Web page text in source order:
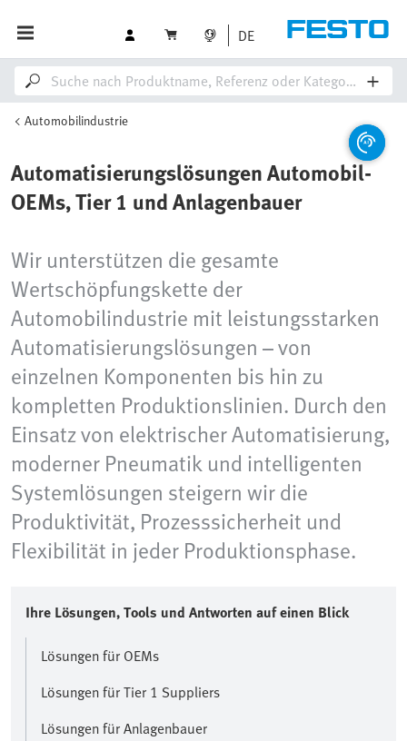
DE
Automobilindustrie
Automatisierungslösungen Automobil-
OEMs, Tier 1 und Anlagenbauer
Wir unterstützen die gesamte
Wertschöpfungskette der
Automobilindustrie mit leistungsstarken
Automatisierungslösungen – von
einzelnen Komponenten bis hin zu
kompletten Produktionslinien. Durch den
Einsatz von elektrischer Automatisierung,
moderner Pneumatik und intelligenten
Systemlösungen steigern wir die
Produktivität, Prozesssicherheit und
Flexibilität in jeder Produktionsphase.
Ihre Lösungen, Tools und Antworten auf einen Blick
Lösungen für OEMs
Lösungen für Tier 1 Suppliers
Lösungen für Anlagenbauer